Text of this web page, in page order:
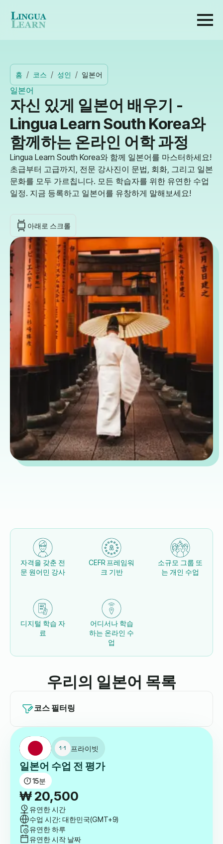
홈 코스 성인 일본어
일본어
자신 있게 일본어 배우기 -
Lingua Learn South Korea와
함께하는 온라인 어학 과정
Lingua Learn South Korea와 함께 일본어를 마스터하세요!
초급부터 고급까지, 전문 강사진이 문법, 회화, 그리고 일본
문화를 모두 가르칩니다. 모든 학습자를 위한 유연한 수업
일정. 지금 등록하고 일본어를 유창하게 말해보세요!
아래로 스크롤
우리의 일본어 목록
자격을 갖춘 전
문 원어민 강사
CEFR 프레임워
크 기반
소규모 그룹 또
는 개인 수업
디지털 학습 자
료
어디서나 학습
하는 온라인 수
업
코스 필터링
프라이빗
일본어 수업 전 평가
15분
₩ 20,500
유연한 시간
수업 시간: 대한민국(GMT+9)
유연한 하루
유연한 시작 날짜